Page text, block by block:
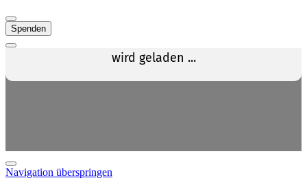
Spenden
Navigation überspringen